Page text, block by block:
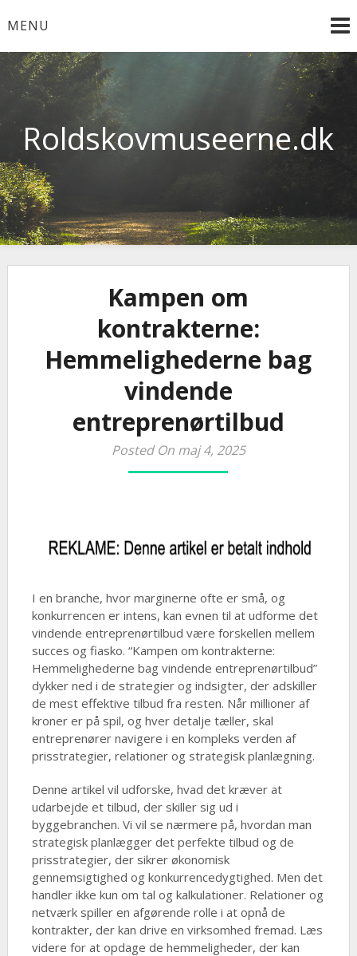
toMENU
Roldskovmuseerne.dk
Kampen om
kontrakterne:
Hemmelighederne bag
vindende
entreprenørtilbud
Posted On maj 4, 2025
I en branche, hvor marginerne ofte er små, og
konkurrencen er intens, kan evnen til at udforme det
vindende entreprenørtilbud være forskellen mellem
succes og fiasko. “Kampen om kontrakterne:
Hemmelighederne bag vindende entreprenørtilbud”
dykker ned i de strategier og indsigter, der adskiller
de mest effektive tilbud fra resten. Når millioner af
kroner er på spil, og hver detalje tæller, skal
entreprenører navigere i en kompleks verden af
prisstrategier, relationer og strategisk planlægning.
Denne artikel vil udforske, hvad det kræver at
udarbejde et tilbud, der skiller sig ud i
byggebranchen. Vi vil se nærmere på, hvordan man
strategisk planlægger det perfekte tilbud og de
prisstrategier, der sikrer økonomisk
gennemsigtighed og konkurrencedygtighed. Men det
handler ikke kun om tal og kalkulationer. Relationer og
netværk spiller en afgørende rolle i at opnå de
kontrakter, der kan drive en virksomhed fremad. Læs
videre for at opdage de hemmeligheder, der kan